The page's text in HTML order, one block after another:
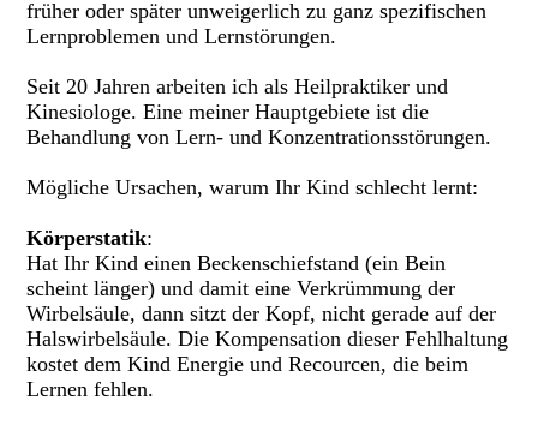
früher oder später unweigerlich zu ganz spezifischen
Lernproblemen und Lernstörungen.
Seit 20 Jahren arbeiten ich als Heilpraktiker und
Kinesiologe. Eine meiner Hauptgebiete ist die
Behandlung von Lern- und Konzentrationsstörungen.
Mögliche Ursachen, warum Ihr Kind schlecht lernt:
Körperstatik:
Hat Ihr Kind einen Beckenschiefstand (ein Bein
scheint länger) und damit eine Verkrümmung der
Wirbelsäule, dann sitzt der Kopf, nicht gerade auf der
Halswirbelsäule. Die Kompensation dieser Fehlhaltung
kostet dem Kind Energie und Recourcen, die beim
Lernen fehlen.